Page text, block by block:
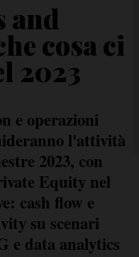
and
cosa ci
2023
e operazioni
l'attività
2023, con
Equity nel
cash flow e
su scenari
e data analytics